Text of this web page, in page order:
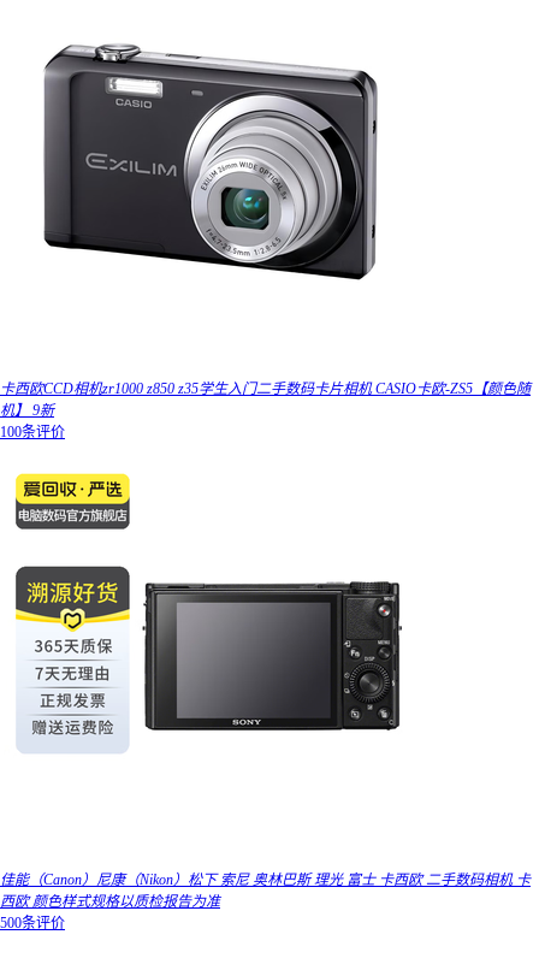
卡西欧CCD相机zr1000 z850 z35学生入门二手数码卡片相机 CASIO卡欧-ZS5【颜色随
机】 9新
100条评价
佳能（Canon）尼康（Nikon）松下 索尼 奥林巴斯 理光 富士 卡西欧 二手数码相机 卡
西欧 颜色样式规格以质检报告为准
500条评价